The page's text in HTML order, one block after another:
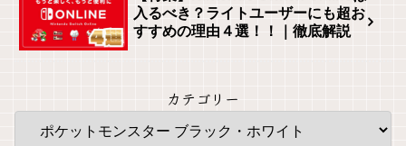
入るべき？ライトユーザーにも超お
すすめの理由４選！！｜徹底解説
カテゴリー